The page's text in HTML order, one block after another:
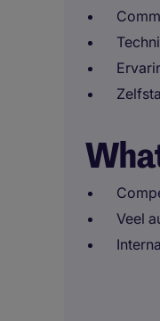
Veel